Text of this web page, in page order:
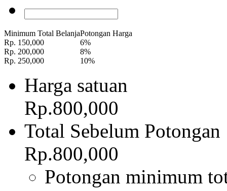
Minimum Total BelanjaPotongan Harga
Rp. 150,000
6%
Rp. 200,000
8%
Rp. 250,000
10%
Harga satuan
Rp.800,000
Total Sebelum Potongan
Rp.800,000
Potongan minimum